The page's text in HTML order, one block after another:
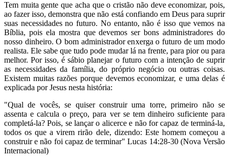
Tem muita gente que acha que o cristão não deve economizar, pois,
ao fazer isso, demonstra que não está confiando em Deus para suprir
suas necessidades no futuro. No entanto, não é isso que vemos na
Bíblia, pois ela mostra que devemos ser bons administradores do
nosso dinheiro. O bom administrador enxerga o futuro de um modo
realista. Ele sabe que tudo pode mudar lá na frente, para pior ou para
melhor. Por isso, é sábio planejar o futuro com a intenção de suprir
as necessidades da família, do próprio negócio ou outras coisas.
Existem muitas razões porque devemos economizar, e uma delas é
explicada por Jesus nesta história:
"Qual de vocês, se quiser construir uma torre, primeiro não se
assenta e calcula o preço, para ver se tem dinheiro suficiente para
completá-la? Pois, se lançar o alicerce e não for capaz de terminá-la,
todos os que a virem rirão dele, dizendo: Este homem começou a
construir e não foi capaz de terminar" Lucas 14:28-30 (Nova Versão
Internacional)